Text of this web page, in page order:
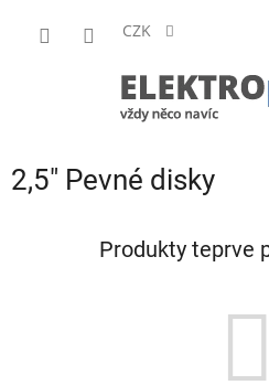
CZK
2,5" Pevné disky
Produkty teprve